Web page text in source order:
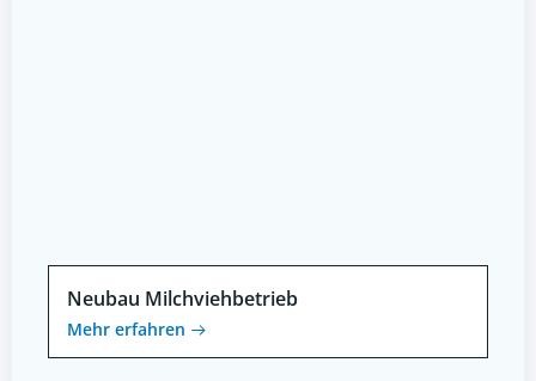
Neubau Milchviehbetrieb
Mehr erfahren